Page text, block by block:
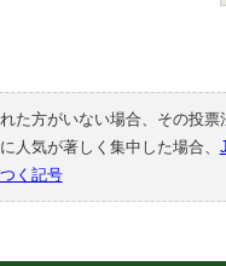
た方がいない場合、その投
人気が著しく集中した場合、
く記号